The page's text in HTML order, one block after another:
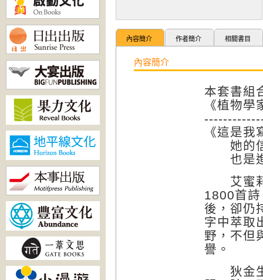
內容簡介 作者簡介 相關書目
內容簡介
本套書組
《植物
《這是
她的信
也是進
艾蜜莉
1800首
後，卻仍
字中萃取
野，不但
譽。
狄金生